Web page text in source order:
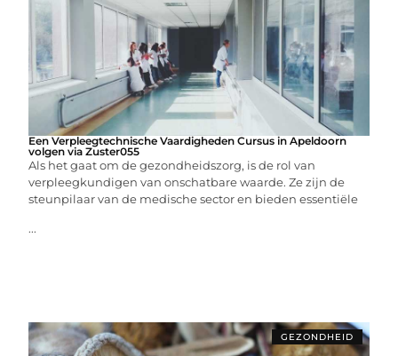
Een Verpleegtechnische Vaardigheden Cursus in Apeldoorn
volgen via Zuster055
Als het gaat om de gezondheidszorg, is de rol van
verpleegkundigen van onschatbare waarde. Ze zijn de
steunpilaar van de medische sector en bieden essentiële
...
GEZONDHEID